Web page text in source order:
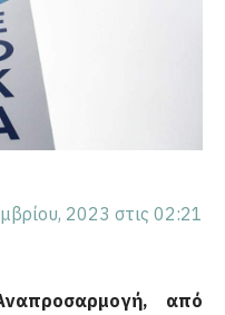
2023 στις 02:21
από